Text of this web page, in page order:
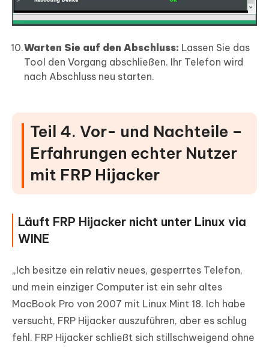
Warten Sie auf den Abschluss: Lassen Sie das
Tool den Vorgang abschließen. Ihr Telefon wird
nach Abschluss neu starten.
Teil 4. Vor- und Nachteile –
Erfahrungen echter Nutzer
mit FRP Hijacker
Läuft FRP Hijacker nicht unter Linux via
WINE
„Ich besitze ein relativ neues, gesperrtes Telefon,
und mein einziger Computer ist ein sehr altes
MacBook Pro von 2007 mit Linux Mint 18. Ich habe
versucht, FRP Hijacker auszuführen, aber es schlug
fehl. FRP Hijacker schließt sich stillschweigend ohne